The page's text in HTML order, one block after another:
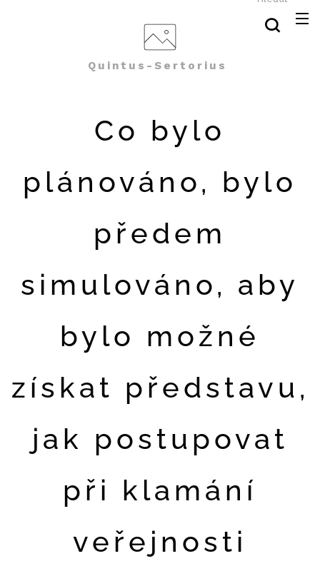
Quintus-Sertorius
Co bylo
plánováno, bylo
předem
simulováno, aby
bylo možné
získat představu,
jak postupovat
při klamání
veřejnosti